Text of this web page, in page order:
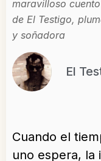
maravilloso
de El Testigo,
y soñadora
El
Cuando el
uno espera, la